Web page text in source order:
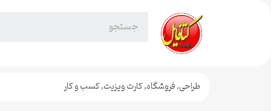
طراحی,فروشگاه,کارت ویزیت,کسب و کار